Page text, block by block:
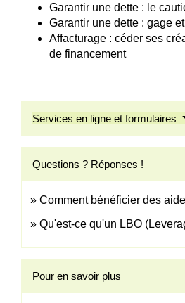
Garantir une dette : le
Garantir une dette : gage
Affacturage : céder ses
de financement
Services en ligne et formulaires
Questions ? Réponses !
Comment bénéficier des
Qu'est-ce qu'un LBO
Pour en savoir plus